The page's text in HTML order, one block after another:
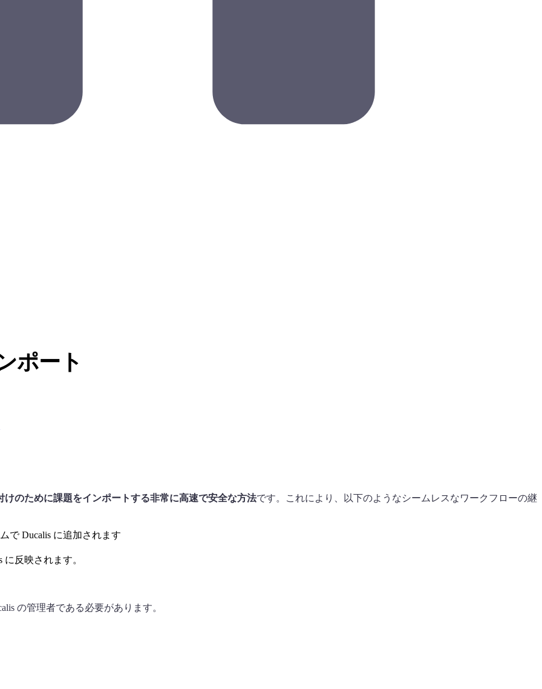
ポート
けのために課題をインポートする非常に高速で安全な方法です。これにより、以下のようなシームレスなワークフローの継
でDucalis に追加されます
に反映されます。
の管理者である必要があります。